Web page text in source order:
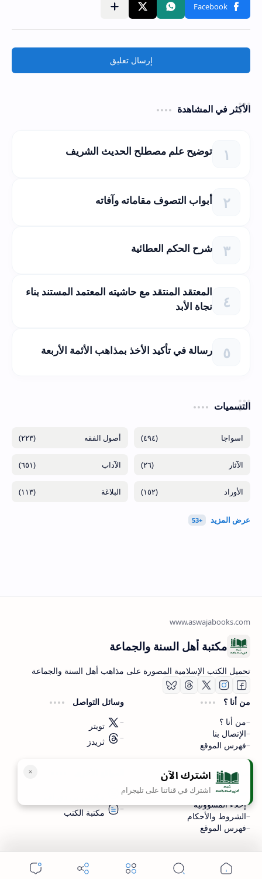
إرسال تعليق
الأكثر في المشاهدة
توضيح علم مصطلح الحديث الشريف
أبواب التصوف مقاماته وآفاته
شرح الحكم العطائية
المعتقد المنتقد مع حاشيته المعتمد المستند بناء
نجاة الأبد
رسالة في تأكيد الأخذ بمذاهب الأئمة الأربعة
التسميات
(٤٩٤) (٢٢٣)
(٢٦) (٦٥١)
(١٥٢) (١١٣)
اشترك الآن
اشترك في قناتنا على تليجرام
مكتبة أهل السنة والجماعة
تحميل الكتب الإسلامية المصورة على مذاهب أهل السنة والجماعة
من أنا ؟
من أنا ؟
الإتصال بنا
فهرس الموقع
وسائل التواصل
تويتر
ثريدز
سياسة الخصوصية
سياسة الخصوصية
إخلاء المسؤولية
الشروط والأحكام
فهرس الموقع
مكتبة الكتب